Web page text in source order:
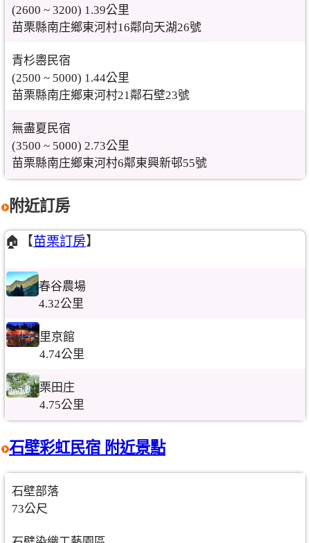
(2600 ~ 3200) 1.39公里
苗栗縣南庄鄉東河村16鄰向天湖26號
青杉嶴民宿
(2500 ~ 5000) 1.44公里
苗栗縣南庄鄉東河村21鄰石壁23號
無盡夏民宿
(3500 ~ 5000) 2.73公里
苗栗縣南庄鄉東河村6鄰東興新邨55號
附近訂房
🏠【苗栗訂房】
春谷農場
4.32公里
里京館
4.74公里
栗田庄
4.75公里
石壁彩虹民宿 附近景點
石壁部落
73公尺